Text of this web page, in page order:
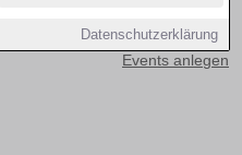
Datenschutzerklärung
Events anlegen